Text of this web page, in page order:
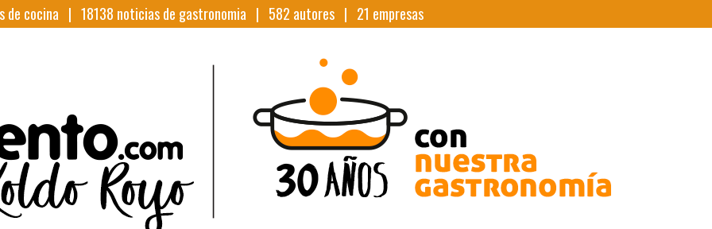
de cocina | 18138 noticias de gastronomia | 582 autores | 21 empresas